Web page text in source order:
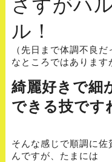
ル！
（先日まで体調不良
なところではあります
綺麗好きで細
できる技です
そんな感じで順調に
んですが、たまには